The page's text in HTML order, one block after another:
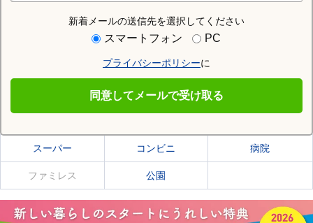
新着メールの送信先を選択してください
スマートフォン PC
プライバシーポリシーに
同意してメールで受け取る
住む街研究所で北蒲原郡聖籠町の情報を見る
北蒲原郡聖籠町の施設一覧
スーパー コンビニ 病院
ファミレス 公園